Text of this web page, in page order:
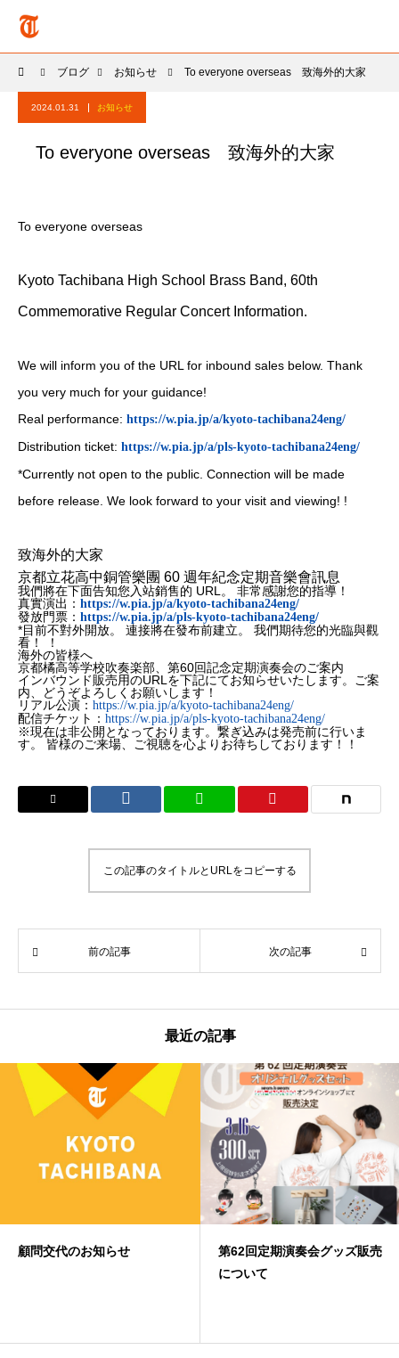
ブログ お知らせ To everyone overseas 致海外的大家
2024.01.31 お知らせ
To everyone overseas 致海外的大家
To everyone overseas
Kyoto Tachibana High School Brass Band, 60th
Commemorative Regular Concert Information.
We will inform you of the URL for inbound sales below. Thank
you very much for your guidance!
Real performance: https://w.pia.jp/a/kyoto-tachibana24eng/
Distribution ticket: https://w.pia.jp/a/pls-kyoto-tachibana24eng/
*Currently not open to the public. Connection will be made
before release. We look forward to your visit and viewing! !
致海外的大家
京都立花高中銅管樂團 60 週年紀念定期音樂會訊息
我們將在下面告知您入站銷售的 URL。 非常感謝您的指導！
真實演出： https://w.pia.jp/a/kyoto-tachibana24eng/
發放門票： https://w.pia.jp/a/pls-kyoto-tachibana24eng/
*目前不對外開放。 連接將在發布前建立。 我們期待您的光臨與觀
看！ ！
海外の皆様へ
京都橘高等学校吹奏楽部、第60回記念定期演奏会のご案内
インバウンド販売用のURLを下記にてお知らせいたします。ご案
内、どうぞよろしくお願いします！
リアル公演： https://w.pia.jp/a/kyoto-tachibana24eng/
配信チケット： https://w.pia.jp/a/pls-kyoto-tachibana24eng/
※現在は非公開となっております。繋ぎ込みは発売前に行いま
す。 皆様のご来場、ご視聴を心よりお待ちしております！！
この記事のタイトルとURLをコピーする
前の記事 次の記事
最近の記事
顧問交代のお知らせ
第62回定期演奏会グッズ販売
について